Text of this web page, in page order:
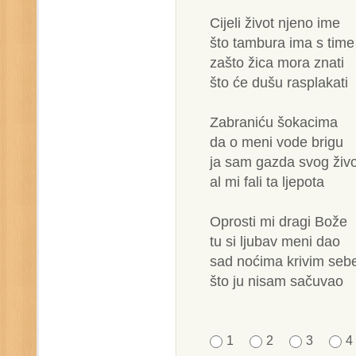
Cijeli život njeno ime
što tambura ima s time
zašto žica mora znati
što će dušu rasplakati
Zabraniću šokacima
da o meni vode brigu
ja sam gazda svog
al mi fali ta ljepota
Oprosti mi dragi Bože
tu si ljubav meni dao
sad noćima krivim
što ju nisam sačuvao
1 2 3 4